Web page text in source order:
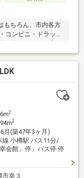
もちろん、市内各方
コンビニ・ドラッグ
世帯にも暮らしやす
れぞれの個室や書
活用できます♪■収
備えています◎■お
にもおすすめです！
8100）
2
2
月(築47年3ヶ月)
線 小樽駅 バス11分/
会館」停」バス停 停
市幸３